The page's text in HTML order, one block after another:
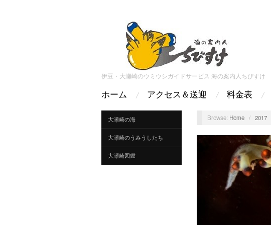
伊豆・大瀬崎のウミウシガイドサービス 海の案内人ちびすけ
ホーム アクセス＆送迎 料金表
大瀬崎の海
大瀬崎のうみうしたち
大瀬崎図鑑
Browse: Home / 2017